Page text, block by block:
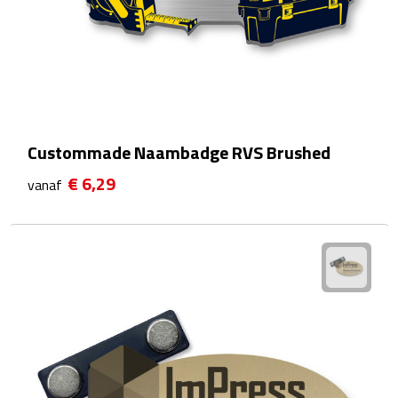
Telefoonstandaards
Selfie sticks
Smartwatches
Draadloze opladers
Custommade Naambadge RVS Brushed
vanaf € 6,29